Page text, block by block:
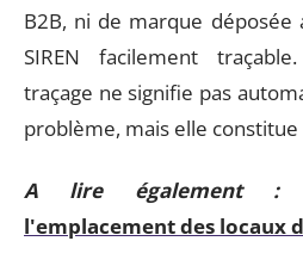
B2B, ni de marque déposée
SIREN facilement
traçage ne signifie pas
problème, mais elle
A lire également :
l'emplacement des locaux